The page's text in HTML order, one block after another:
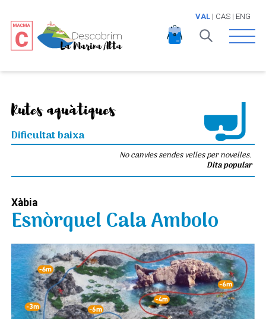
VAL| CAS| ENG
Open
Rutes aquàtiques
Dificultat baixa
No canvies sendes velles per novelles.
Dita popular
Xàbia
Esnòrquel Cala Ambolo